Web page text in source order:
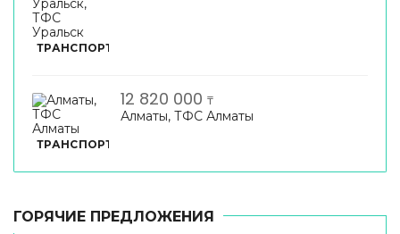
ТРАНСПОРТ
ТРАНСПОРТ
12 820 000 ₸
Алматы, ТФС Алматы
ГОРЯЧИЕ ПРЕДЛОЖЕНИЯ